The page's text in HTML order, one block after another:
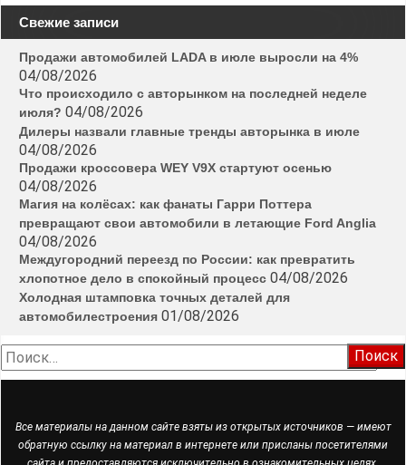
Свежие записи
Продажи автомобилей LADA в июле выросли на 4%
04/08/2026
Что происходило с авторынком на последней неделе
июля? 04/08/2026
Дилеры назвали главные тренды авторынка в июле
04/08/2026
Продажи кроссовера WEY V9X стартуют осенью
04/08/2026
Магия на колёсах: как фанаты Гарри Поттера
превращают свои автомобили в летающие Ford Anglia
04/08/2026
Междугородний переезд по России: как превратить
хлопотное дело в спокойный процесс 04/08/2026
Холодная штамповка точных деталей для
автомобилестроения 01/08/2026
Найти:
Все материалы на данном сайте взяты из открытых источников — имеют
обратную ссылку на материал в интернете или присланы посетителями